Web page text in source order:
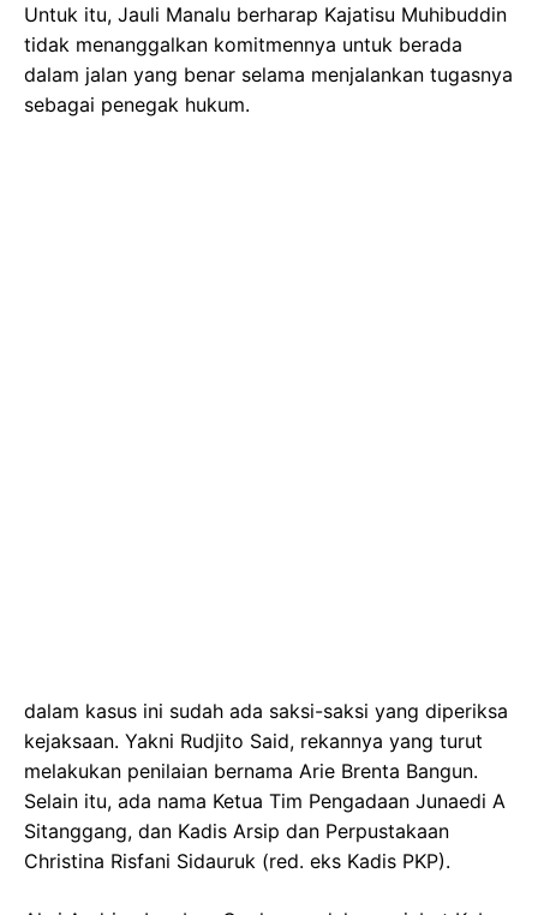
Untuk itu, Jauli Manalu berharap Kajatisu Muhibuddin
tidak menanggalkan komitmennya untuk berada
dalam jalan yang benar selama menjalankan tugasnya
sebagai penegak hukum.
dalam kasus ini sudah ada saksi-saksi yang diperiksa
kejaksaan. Yakni Rudjito Said, rekannya yang turut
melakukan penilaian bernama Arie Brenta Bangun.
Selain itu, ada nama ‎Ketua Tim Pengadaan Junaedi A
Sitanggang, dan Kadis Arsip dan Perpustakaan
Christina Risfani Sidauruk (red. eks Kadis PKP).